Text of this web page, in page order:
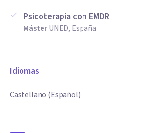
Psicoterapia con EMDR
MásterUNED, España
Idiomas
Castellano (Español)